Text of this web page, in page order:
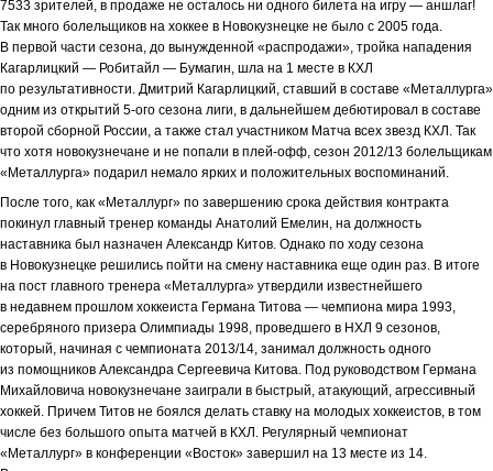
7533 зрителей, в продаже не осталось ни одного билета на игру — аншлаг!
Так много болельщиков на хоккее в Новокузнецке не было с 2005 года.
В первой части сезона, до вынужденной «распродажи», тройка нападения
Кагарлицкий — Робитайл — Бумагин, шла на 1 месте в КХЛ
по результативности. Дмитрий Кагарлицкий, ставший в составе «Металлурга»
одним из открытий 5-ого сезона лиги, в дальнейшем дебютировал в составе
второй сборной России, а также стал участником Матча всех звезд КХЛ. Так
что хотя новокузнечане и не попали в плей-офф, сезон 2012/13 болельщикам
«Металлурга» подарил немало ярких и положительных воспоминаний.
После того, как «Металлург» по завершению срока действия контракта
покинул главный тренер команды Анатолий Емелин, на должность
наставника был назначен Александр Китов. Однако по ходу сезона
в Новокузнецке решились пойти на смену наставника еще один раз. В итоге
на пост главного тренера «Металлурга» утвердили известнейшего
в недавнем прошлом хоккеиста Германа Титова — чемпиона мира 1993,
серебряного призера Олимпиады 1998, проведшего в НХЛ 9 сезонов,
который, начиная с чемпионата 2013/14, занимал должность одного
из помощников Александра Сергеевича Китова. Под руководством Германа
Михайловича новокузнечане заиграли в быстрый, атакующий, агрессивный
хоккей. Причем Титов не боялся делать ставку на молодых хоккеистов, в том
числе без большого опыта матчей в КХЛ. Регулярный чемпионат
«Металлург» в конференции «Восток» завершил на 13 месте из 14.